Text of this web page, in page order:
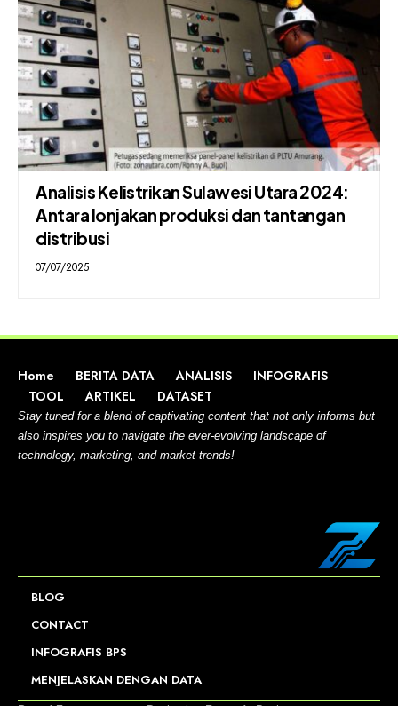
Analisis Kelistrikan Sulawesi Utara 2024:
Antara lonjakan produksi dan tantangan
distribusi
07/07/2025
Home BERITA DATA ANALISIS
INFOGRAFIS
TOOL
ARTIKEL DATASET
Stay tuned for a blend of captivating content that not only informs but
also inspires you to navigate the ever-evolving landscape of
technology, marketing, and market trends!
BLOG
CONTACT
INFOGRAFIS BPS
MENJELASKAN DENGAN DATA